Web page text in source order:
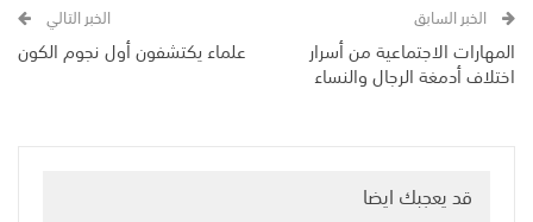
الخبر السابق
المهارات الاجتماعية من أسرار
اختلاف أدمغة الرجال والنساء
الخبر التالي
علماء يكتشفون أول نجوم الكون
قد يعجبك ايضا